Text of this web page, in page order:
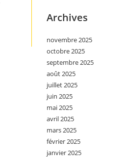
Archives
novembre 2025
octobre 2025
septembre 2025
août 2025
juillet 2025
juin 2025
mai 2025
avril 2025
mars 2025
février 2025
janvier 2025